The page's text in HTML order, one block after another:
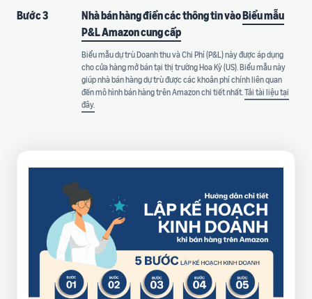
Bước 3 Nhà bán hàng điền các thông tin vàoBiểu mẫu
P&L Amazon cung cấp
Biểu mẫu dự trù Doanh thu và Chi Phí (P&L) này được áp dụng
cho cửa hàng mở bán tại thị trường Hoa Kỳ (US). Biểu mẫu này
giúp nhà bán hàng dự trù được các khoản phí chính liên quan
đến mô hình bán hàng trên Amazon chi tiết nhất. Tải tài liệu tại
đây.